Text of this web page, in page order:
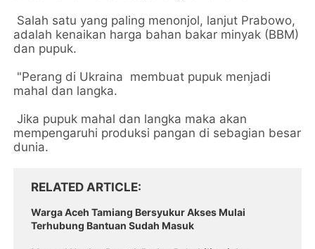
Salah satu yang paling menonjol, lanjut Prabowo,
adalah kenaikan harga bahan bakar minyak (BBM)
dan pupuk.
"Perang di Ukraina membuat pupuk menjadi
mahal dan langka.
Jika pupuk mahal dan langka maka akan
mempengaruhi produksi pangan di sebagian besar
dunia.
RELATED ARTICLE
Warga Aceh Tamiang Bersyukur Akses Mulai
Terhubung Bantuan Sudah Masuk